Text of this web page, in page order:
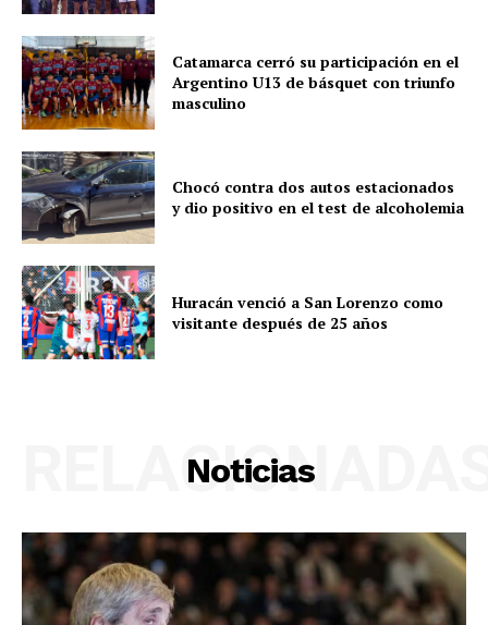
Catamarca cerró su participación en el
Argentino U13 de básquet con triunfo
masculino
Chocó contra dos autos estacionados
y dio positivo en el test de alcoholemia
Huracán venció a San Lorenzo como
visitante después de 25 años
Noticias